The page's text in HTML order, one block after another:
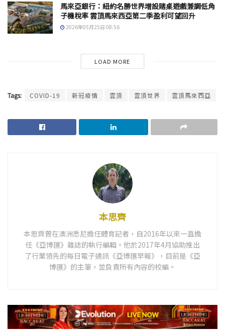
馬來亞銀行：紐約名勝世界增設賭桌遊戲兼調低角
子機稅率 雲頂馬來西亞第二季盈利可望回升
2026年05月25日 08:56
LOAD MORE
Tags: COVID-19 新冠疫情 雲頂 雲頂世界 雲頂馬來西亞
本思齊
本思齊曾在澳洲悉尼擔任體育記者，自2016年以來一直擔
任《亞博匯》雜誌的執行編輯。他於2017年4月協助推出
了行業領先的每日電子通訊《亞博匯早報》，目前是《亞
博匯》的主筆，並負責所有內容的校編。